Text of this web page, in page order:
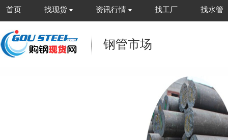
首页 找现货 资讯行情 找工厂 找水管
钢管市场